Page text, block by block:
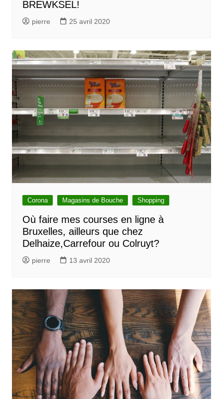
BREWKSEL!
pierre 25 avril 2020
Corona Magasins de Bouche Shopping
Où faire mes courses en ligne à
Bruxelles, ailleurs que chez
Delhaize,Carrefour ou Colruyt?
pierre 13 avril 2020